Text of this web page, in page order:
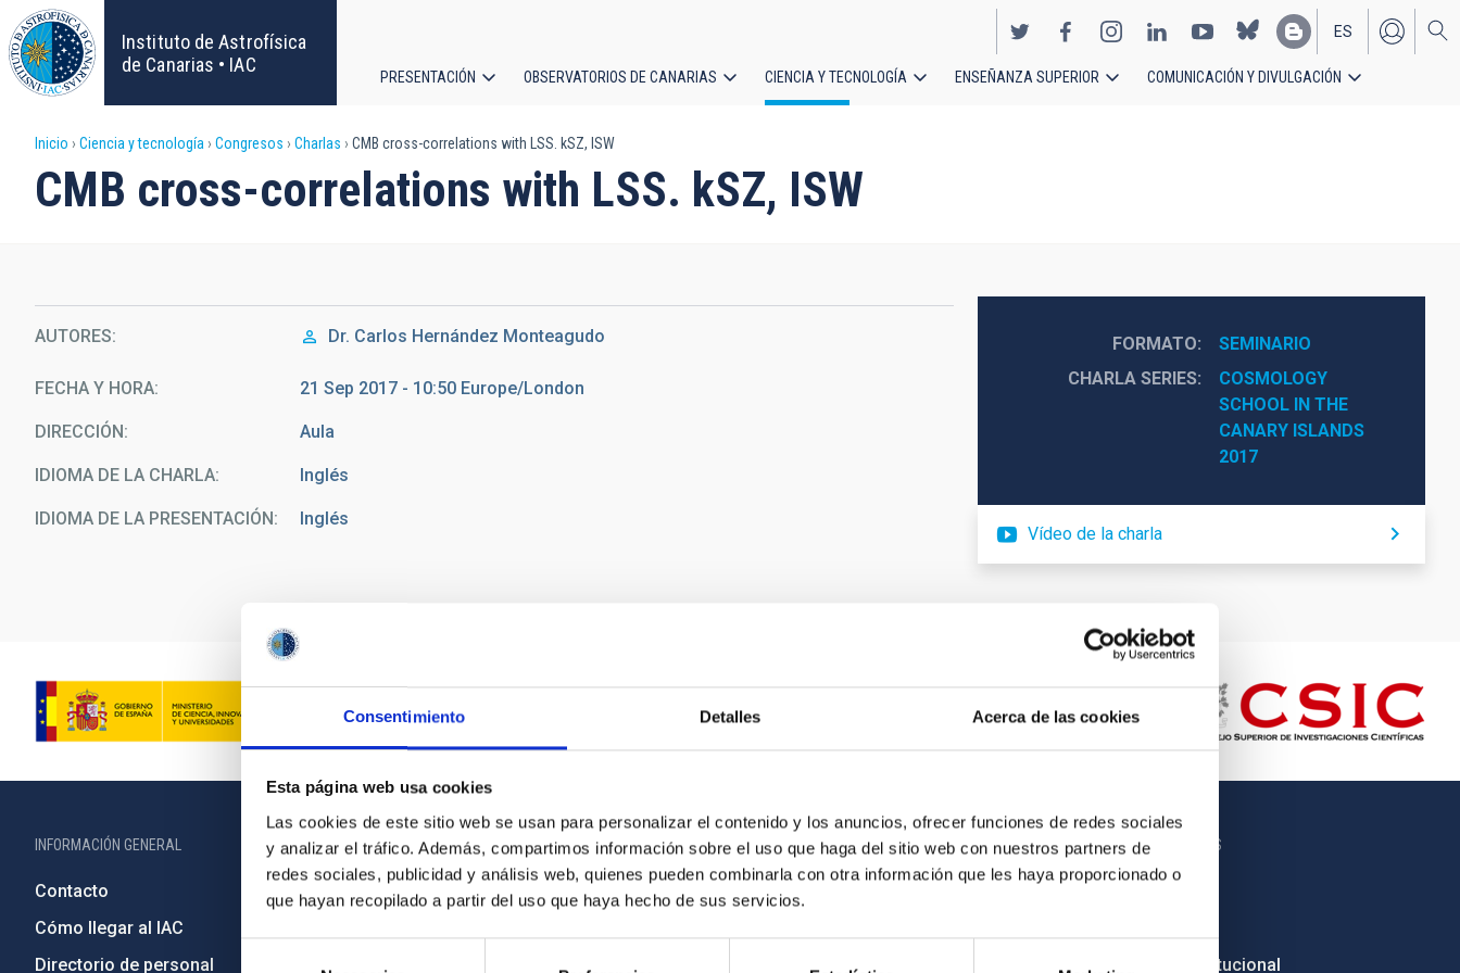
Consentimiento Detalles Acerca de las cookies
Esta página web usa cookies
Las cookies de este sitio web se usan para personalizar el contenido y los anuncios, ofrecer funciones de redes sociales
y analizar el tráfico. Además, compartimos información sobre el uso que haga del sitio web con nuestros partners de
redes sociales, publicidad y análisis web, quienes pueden combinarla con otra información que les haya proporcionado o
que hayan recopilado a partir del uso que haya hecho de sus servicios.
Pasar
al
contenido
principal
Instituto de Astrofísica
de Canarias • IAC
EN
ES
principal
PRESENTACIÓN OBSERVATORIOS DE CANARIAS CIENCIA Y TECNOLOGÍA ENSEÑANZA SUPERIOR COMUNICACIÓN Y DIVULGACIÓN
Sobrescribir
enlaces
ayuda
a
la
navegación
Inicio Ciencia y tecnología Congresos Charlas CMB cross-correlations with LSS. kSZ, ISW
CMB cross-correlations with LSS. kSZ, ISW
AUTORES Dr. Carlos Hernández Monteagudo
FECHA Y HORA 21 Sep 2017 - 10:50 Europe/London
DIRECCIÓN Aula
IDIOMA DE LA CHARLA Inglés
IDIOMA DE LA PRESENTACIÓN Inglés
FORMATO
SEMINARIO
CHARLA SERIES
COSMOLOGY
SCHOOL IN THE
CANARY ISLANDS
2017
Vídeo de la charla
INFORMACIÓN GENERAL
Contacto
Cómo llegar al IAC
Directorio de personal
INFORMACIÓN INSTITUCIONAL
Legislación
Código ético y política antifraude
PORTAL DEL IAC
Mapa web
Aviso legal
OTROS ENLACES
Imagen institucional